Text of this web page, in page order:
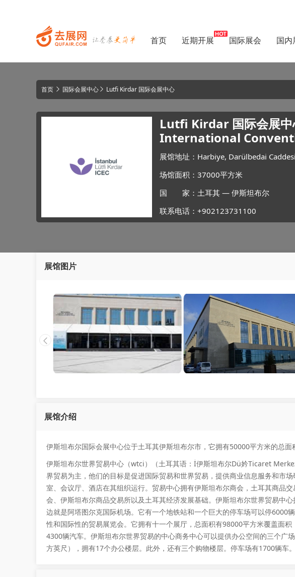
首页 近期开展 国际展会 国内
首页 国际会展中心 Lutfi Kirdar 国际会展中心
Lutfi Kirdar 国际会展
International
展馆地址：Harbiye, Darülbedai
场馆面积：37000平方米
国 家：土耳其 — 伊斯坦布尔
联系电话：+902123731100
展馆图片
展馆介绍
伊斯坦布尔国际会展中心位于土耳其伊斯坦布尔市，它拥有50000平方米的总面
伊斯坦布尔世界贸易中心（wtci）（土耳其语：İ伊斯坦布尔Dü妗Ticaret
界贸易为主，他们的目标是促进国际贸易和世界贸易，提供商业信息服务和市
室、会议厅、酒店在其组织运行。贸易中心拥有伊斯坦布尔商会，土耳其商品
会、伊斯坦布尔商品交易所以及土耳其经济发展基础。伊斯坦布尔世界贸易中
边就是阿塔图尔克国际机场。它有一个地铁站和一个巨大的停车场可以停6000
性和国际性的贸易展览会。它拥有十一个展厅，总面积有98000平方米覆盖面
4300辆汽车。伊斯坦布尔世界贸易的中心商务中心可以提供办公空间的三个广
方英尺），拥有17个办公楼层。此外，还有三个购物楼层。停车场有1700辆车。